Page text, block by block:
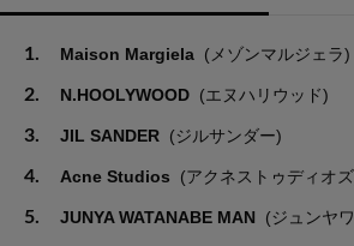
1. Maison Margiela (メゾンマルジェラ)
2. N.HOOLYWOOD (エヌハリウッド)
3. JIL SANDER (ジルサンダー)
4. Acne Studios (アクネストゥディオ
5. JUNYA WATANABE MAN (ジュンヤ